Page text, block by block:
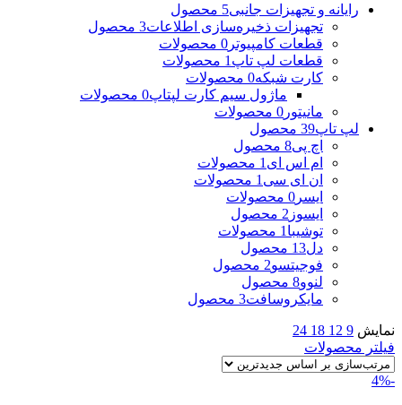
رایانه و تجهیزات جانبی5 محصول
تجهیزات ذخیره‌سازی اطلاعات3 محصول
قطعات کامپیوتر 0 محصولات
قطعات لپ تاپ 1 محصولات
کارت شبکه0 محصولات
ماژول سیم کارت لپتاپ0 محصولات
مانیتور 0 محصولات
لپ تاپ39 محصول
اچ پی8 محصول
ام اس ای 1 محصولات
ان ای سی 1 محصولات
ایسر 0 محصولات
ایسوز 2 محصول
توشیبا 1 محصولات
دل13 محصول
فوجیتسو2 محصول
لنوو8 محصول
مایکروسافت3 محصول
نمایش 9
12
18
24
فیلتر محصولات
-4%